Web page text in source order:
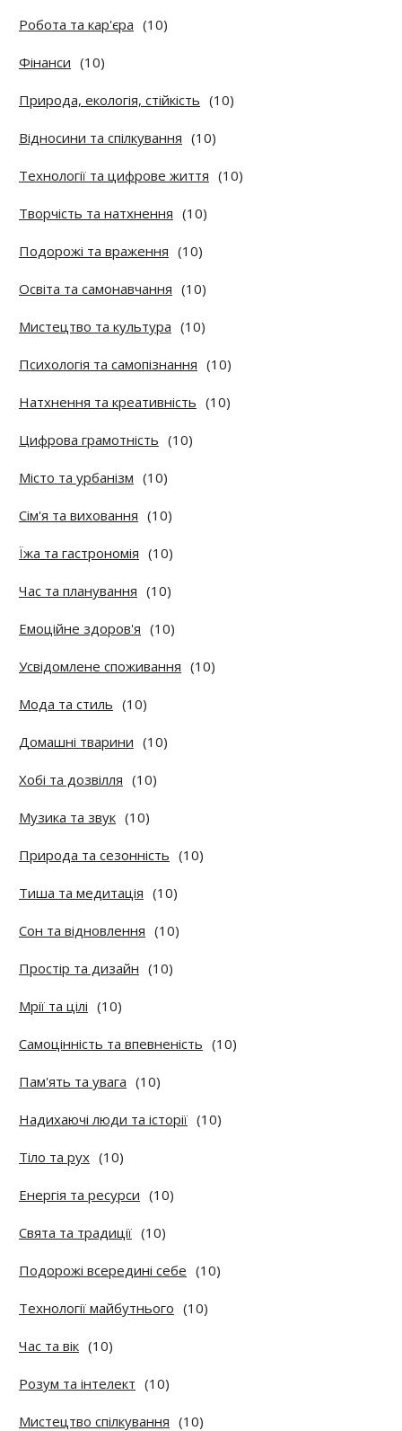
Робота та кар'єра (10)
Фінанси (10)
Природа, екологія, стійкість (10)
Відносини та спілкування (10)
Технології та цифрове життя (10)
Творчість та натхнення (10)
Подорожі та враження (10)
Освіта та самонавчання (10)
Мистецтво та культура (10)
Психологія та самопізнання (10)
Натхнення та креативність (10)
Цифрова грамотність (10)
Місто та урбанізм (10)
Сім'я та виховання (10)
Їжа та гастрономія (10)
Час та планування (10)
Емоційне здоров'я (10)
Усвідомлене споживання (10)
Мода та стиль (10)
Домашні тварини (10)
Хобі та дозвілля (10)
Музика та звук (10)
Природа та сезонність (10)
Тиша та медитація (10)
Сон та відновлення (10)
Простір та дизайн (10)
Мрії та цілі (10)
Самоцінність та впевненість (10)
Пам'ять та увага (10)
Надихаючі люди та історії (10)
Тіло та рух (10)
Енергія та ресурси (10)
Свята та традиції (10)
Подорожі всередині себе (10)
Технології майбутнього (10)
Час та вік (10)
Розум та інтелект (10)
Мистецтво спілкування (10)